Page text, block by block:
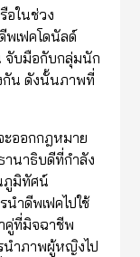
ในช่วง
พเฟคโดนัลด์
จับมือกับกลุ่มนัก
กัน ดังนั้นภาพที่
ออกกฎหมาย
านาธิบดีที่กำลัง
ภูมิทัศน์
ำดีพเฟคไปใช้
คู่ที่มิจฉาชีพ
นำภาพผู้หญิงไป